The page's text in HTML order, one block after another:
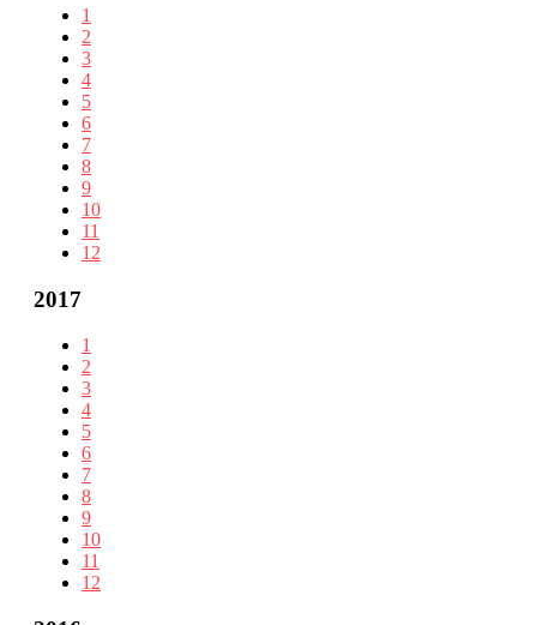
1
2
3
4
5
6
7
8
9
10
11
12
2017
1
2
3
4
5
6
7
8
9
10
11
12